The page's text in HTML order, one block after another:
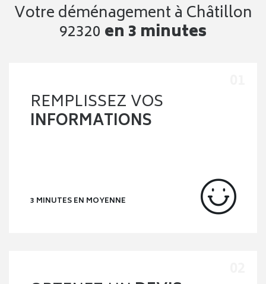
Votre déménagement à Châtillon
92320 en 3 minutes
REMPLISSEZ VOS
INFORMATIONS
3 MINUTES EN MOYENNE